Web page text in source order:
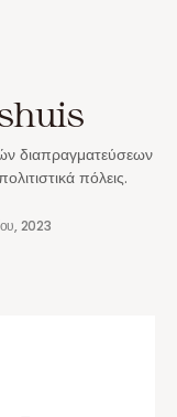
διαπραγματεύσεων
πόλεις.
2023